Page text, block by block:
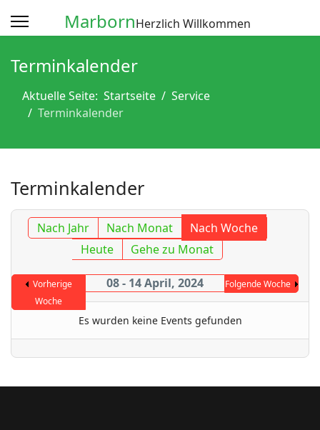
MarbornHerzlich Willkommen
Terminkalender
Aktuelle Seite: Startseite
Service
Terminkalender
Terminkalender
Nach Jahr Nach Monat
Nach Woche
Heute
Gehe zu Monat
Vorherige
Woche
08 - 14 April, 2024 Folgende Woche
Es wurden keine Events gefunden
anzeigen